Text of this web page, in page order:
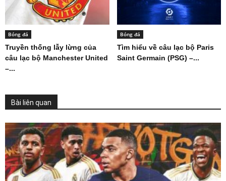
Bóng đá
Truyền thống lẫy lừng của
câu lạc bộ Manchester United
–...
Bóng đá
Tìm hiểu về câu lạc bộ Paris
Saint Germain (PSG) –...
Bài liên quan